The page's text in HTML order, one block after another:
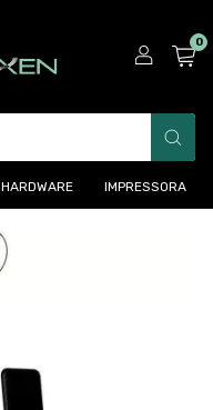
0
HARDWARE IMPRESSORA